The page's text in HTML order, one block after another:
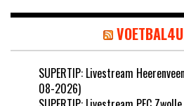
SUPERTIP: Livestream
08-2026)